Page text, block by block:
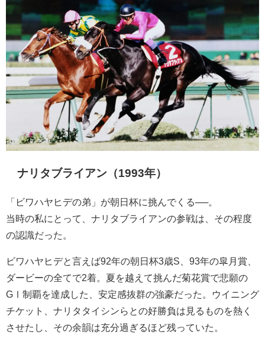
ナリタブライアン（1993年）
「ビワハヤヒデの弟」が朝日杯に挑んでくる──。
当時の私にとって、ナリタブライアンの参戦は、その程度
の認識だった。
ビワハヤヒデと言えば92年の朝日杯3歳S、93年の皐月賞、
ダービーの全てで2着。夏を越えて挑んだ菊花賞で悲願の
GⅠ制覇を達成した、安定感抜群の強豪だった。ウイニング
チケット、ナリタタイシンらとの好勝負は見るものを熱く
させたし、その余韻は充分過ぎるほど残っていた。